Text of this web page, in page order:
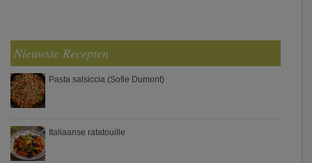
Nieuwste Recepten
Pasta salsiccia (Sofie Dumont)
Italiaanse ratatouille